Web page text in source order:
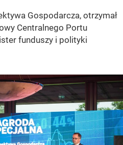
Gospodarcza, otrzymał
Centralnego Portu
funduszy i polityki